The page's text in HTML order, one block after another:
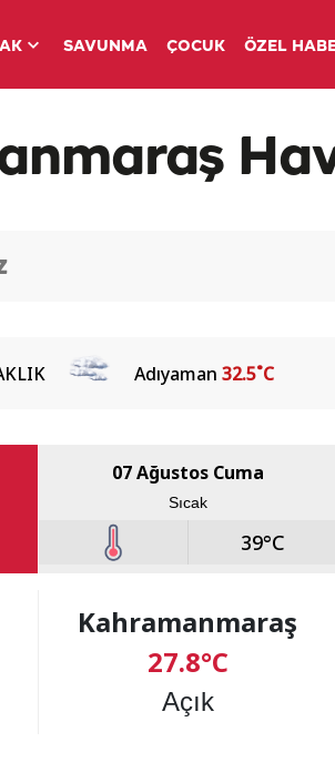
SAVUNMA ÇOCUK ÖZEL
Adıyaman 32.5˚C
07 Ağustos Cuma
Sıcak
39°C
Kahramanmaraş
27.8°C
Açık